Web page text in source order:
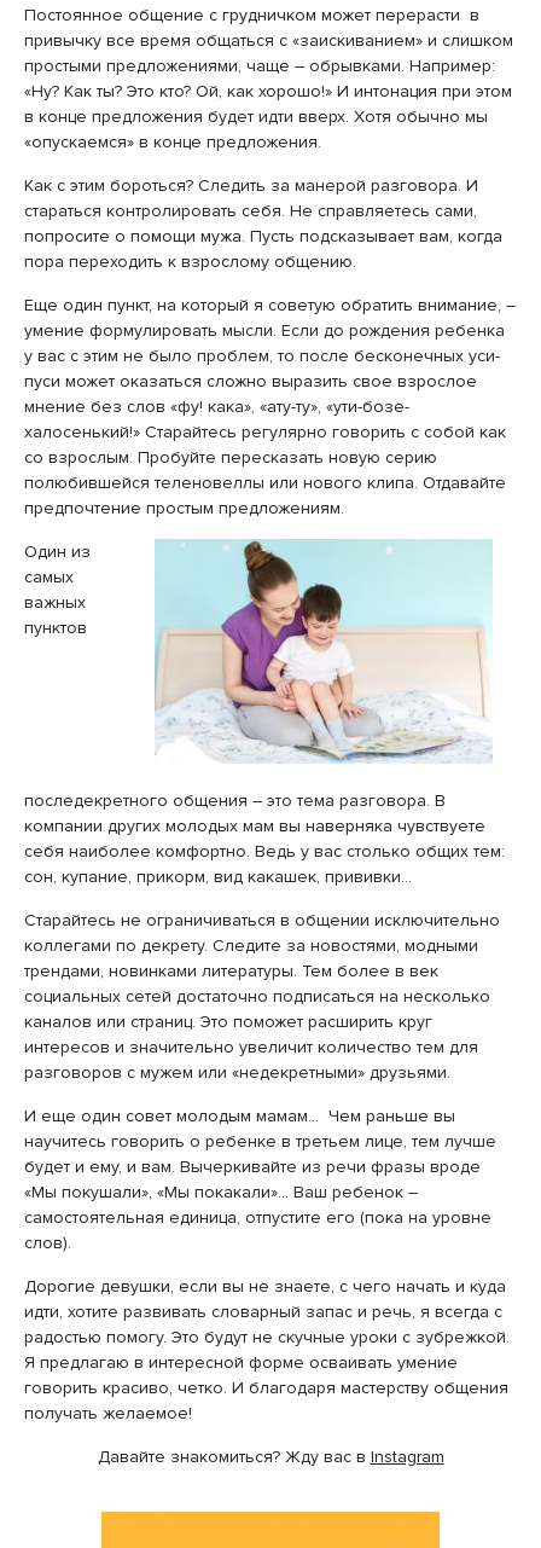
Постоянное общение с грудничком может перерасти в
привычку все время общаться с «заискиванием» и слишком
простыми предложениями, чаще – обрывками. Например:
«Ну? Как ты? Это кто? Ой, как хорошо!» И интонация при этом
в конце предложения будет идти вверх. Хотя обычно мы
«опускаемся» в конце предложения.
Как с этим бороться? Следить за манерой разговора. И
стараться контролировать себя. Не справляетесь сами,
попросите о помощи мужа. Пусть подсказывает вам, когда
пора переходить к взрослому общению.
Еще один пункт, на который я советую обратить внимание, –
умение формулировать мысли. Если до рождения ребенка
у вас с этим не было проблем, то после бесконечных уси-
пуси может оказаться сложно выразить свое взрослое
мнение без слов «фу! кака», «ату-ту», «ути-бозе-
халосенький!» Старайтесь регулярно говорить с собой как
со взрослым. Пробуйте пересказать новую серию
полюбившейся теленовеллы или нового клипа. Отдавайте
предпочтение простым предложениям.
Один из
самых
важных
пунктов
последекретного общения – это тема разговора. В
компании других молодых мам вы наверняка чувствуете
себя наиболее комфортно. Ведь у вас столько общих тем:
сон, купание, прикорм, вид какашек, прививки…
Старайтесь не ограничиваться в общении исключительно
коллегами по декрету. Следите за новостями, модными
трендами, новинками литературы. Тем более в век
социальных сетей достаточно подписаться на несколько
каналов или страниц. Это поможет расширить круг
интересов и значительно увеличит количество тем для
разговоров с мужем или «недекретными» друзьями.
И еще один совет молодым мамам… Чем раньше вы
научитесь говорить о ребенке в третьем лице, тем лучше
будет и ему, и вам. Вычеркивайте из речи фразы вроде
«Мы покушали», «Мы покакали»… Ваш ребенок –
самостоятельная единица, отпустите его (пока на уровне
слов).
Дорогие девушки, если вы не знаете, с чего начать и куда
идти, хотите развивать словарный запас и речь, я всегда с
радостью помогу. Это будут не скучные уроки с зубрежкой.
Я предлагаю в интересной форме осваивать умение
говорить красиво, четко. И благодаря мастерству общения
получать желаемое!
Давайте знакомиться? Жду вас в Instagram